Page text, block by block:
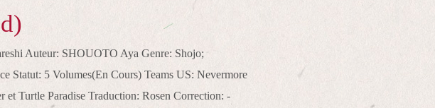
Auteur: SHOUOTO Aya Genre: Shojo;
Statut: 5 Volumes(En Cours) Teams US: Nevermore
et Turtle Paradise Traduction: Rosen Correction: -